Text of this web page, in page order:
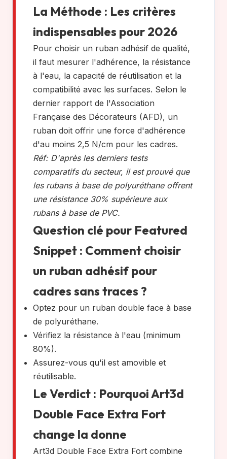
La Méthode : Les critères
indispensables pour 2026
Pour choisir un ruban adhésif de qualité,
il faut mesurer l'adhérence, la résistance
à l'eau, la capacité de réutilisation et la
compatibilité avec les surfaces. Selon le
dernier rapport de l'Association
Française des Décorateurs (AFD), un
ruban doit offrir une force d'adhérence
d'au moins 2,5 N/cm pour les cadres.
Réf: D'après les derniers tests
comparatifs du secteur, il est prouvé que
les rubans à base de polyuréthane offrent
une résistance 30% supérieure aux
rubans à base de PVC.
Question clé pour Featured
Snippet : Comment choisir
un ruban adhésif pour
cadres sans traces ?
Optez pour un ruban double face à base
de polyuréthane.
Vérifiez la résistance à l'eau (minimum
80%).
Assurez-vous qu'il est amovible et
réutilisable.
Le Verdict : Pourquoi Art3d
Double Face Extra Fort
change la donne
Art3d Double Face Extra Fort combine